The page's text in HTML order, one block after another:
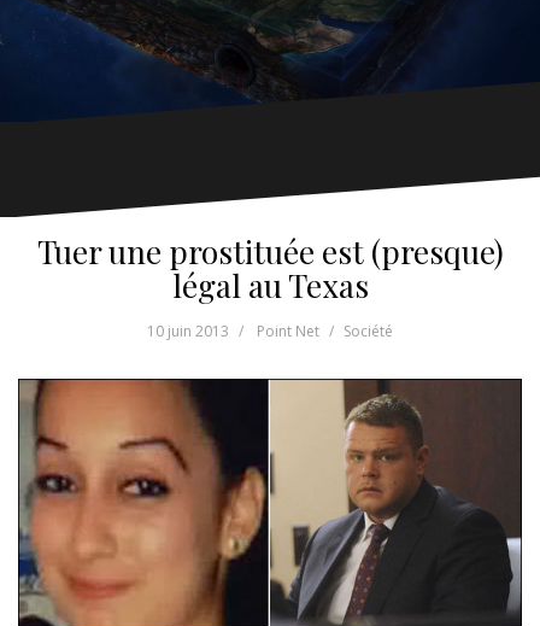
Tuer une prostituée est (presque)
légal au Texas
10 juin 2013 Point Net Société